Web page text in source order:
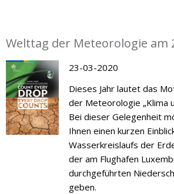
Welttag der Meteorologie am
23-03-2020
Dieses Jahr lautet das
der Meteorologie „Klima
Bei dieser Gelegenheit
Ihnen einen kurzen
Wasserkreislaufs der
der am Flughafen
durchgeführten
geben.